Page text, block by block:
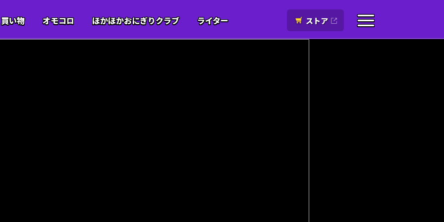
買い物 オモコロ ほかほかおにぎりクラブ ライター ストア